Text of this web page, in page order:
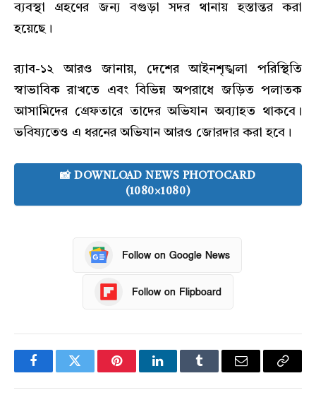
ব্যবস্থা গ্রহণের জন্য বগুড়া সদর থানায় হস্তান্তর করা
হয়েছে।
র‍্যাব-১২ আরও জানায়, দেশের আইনশৃঙ্খলা পরিস্থিতি
স্বাভাবিক রাখতে এবং বিভিন্ন অপরাধে জড়িত পলাতক
আসামিদের গ্রেফতারে তাদের অভিযান অব্যাহত থাকবে।
ভবিষ্যতেও এ ধরনের অভিযান আরও জোরদার করা হবে।
📸 DOWNLOAD NEWS PHOTOCARD
(1080×1080)
Follow on Google News
Follow on Flipboard
FacebookTwitter PinterestLinkedInTumblr Email
Copy